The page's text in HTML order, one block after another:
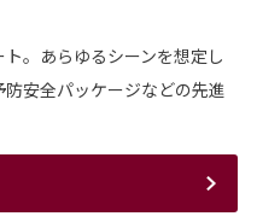
。あらゆるシーンを想定し
安全パッケージなどの先進